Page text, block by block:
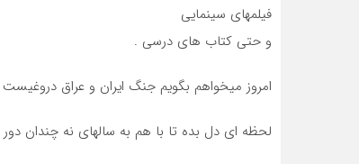
فیلمهای سینمایی
و حتی کتاب های درسی .
امروز میخواهم بگویم جنگ ایران و عراق دروغیست
لحظه ای دل بده تا با هم به سالهای نه چندان